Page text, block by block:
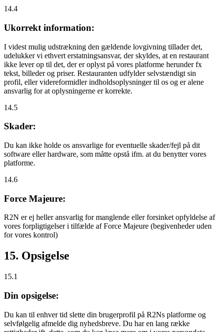
14.4
Ukorrekt information:
I videst mulig udstrækning den gældende lovgivning tillader det,
udelukker vi ethvert erstatningsansvar, der skyldes, at en restaurant
ikke lever op til det, der er oplyst på vores platforme herunder fx
tekst, billeder og priser. Restauranten udfylder selvstændigt sin
profil, eller videreformidler indholdsoplysninger til os og er alene
ansvarlig for at oplysningerne er korrekte.
14.5
Skader:
Du kan ikke holde os ansvarlige for eventuelle skader/fejl på dit
software eller hardware, som måtte opstå ifm. at du benytter vores
platforme.
14.6
Force Majeure:
R2N er ej heller ansvarlig for manglende eller forsinket opfyldelse af
vores forpligtigelser i tilfælde af Force Majeure (begivenheder uden
for vores kontrol)
15. Opsigelse
15.1
Din opsigelse:
Du kan til enhver tid slette din brugerprofil på R2Ns platforme og
selvfølgelig afmelde dig nyhedsbreve. Du har en lang række